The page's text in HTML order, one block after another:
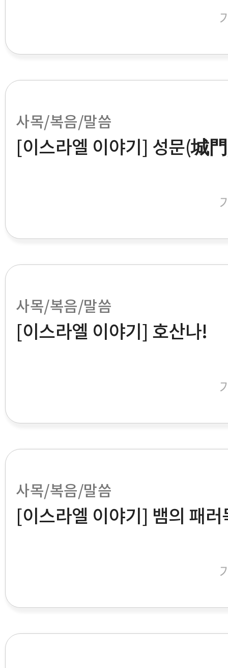
사목/복음/말씀
[이스라엘 이야기] 성문(城
사목/복음/말씀
[이스라엘 이야기] 호산나!
사목/복음/말씀
[이스라엘 이야기] 뱀의 패러